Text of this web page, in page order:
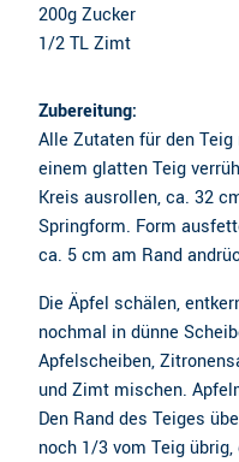
200g Zucker
1/2 TL Zimt
Zubereitung:
Alle Zutaten für den
einem glatten Teig
Kreis ausrollen, ca. 32
Springform. Form
ca. 5 cm am Rand
Die Äpfel schälen,
nochmal in dünne
Apfelscheiben,
und Zimt mischen.
Den Rand des Teiges
noch 1/3 vom Teig